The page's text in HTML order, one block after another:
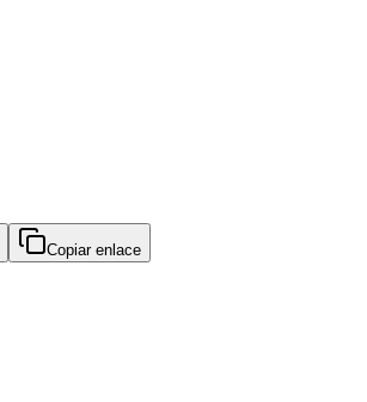
Copiar enlace